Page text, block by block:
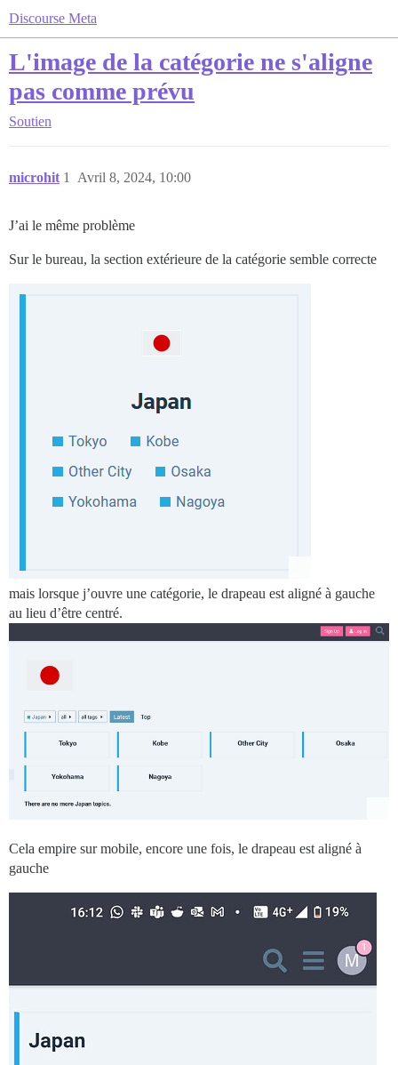
Discourse Meta
L'image de la catégorie ne s'aligne
pas comme prévu
Soutien
microhit Avril 8, 2024, 10:00
1
J’ai le même problème
Sur le bureau, la section extérieure de la catégorie semble correcte
mais lorsque j’ouvre une catégorie, le drapeau est aligné à gauche
au lieu d’être centré.
Cela empire sur mobile, encore une fois, le drapeau est aligné à
gauche